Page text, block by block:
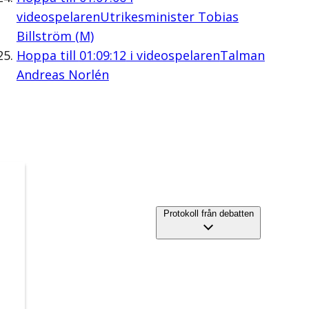
videospelarenUtrikesminister Tobias
Billström (M)
Hoppa till 01:09:12 i videospelarenTalman
Andreas Norlén
Protokoll från debatten